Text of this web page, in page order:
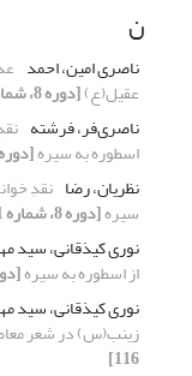
ن
ناصری امین، احمد
عقیل(ع)[دوره 8، شماره 30، 1402، صفحه 29-44]
ناصری‌فر، فرشته
اسطوره به سیره[دوره 8، شماره 31، 1402،
نظریان، رضا نقدِ
سیره[دوره 8، شماره 31، 1402، صفحه 81-92]
نوری کیذقانی، سید
از اسطوره به سیره[دوره 8، شماره
نوری کیذقانی، سید
زینب(س) در شعر
116]